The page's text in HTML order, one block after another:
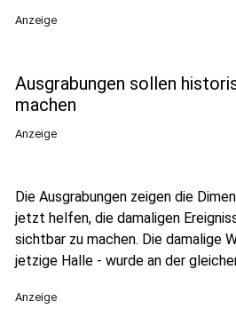
Anzeige
Ausgrabungen sollen
machen
Anzeige
Die Ausgrabungen zeigen die
jetzt helfen, die damaligen
sichtbar zu machen. Die damalige
jetzige Halle - wurde an der
Anzeige